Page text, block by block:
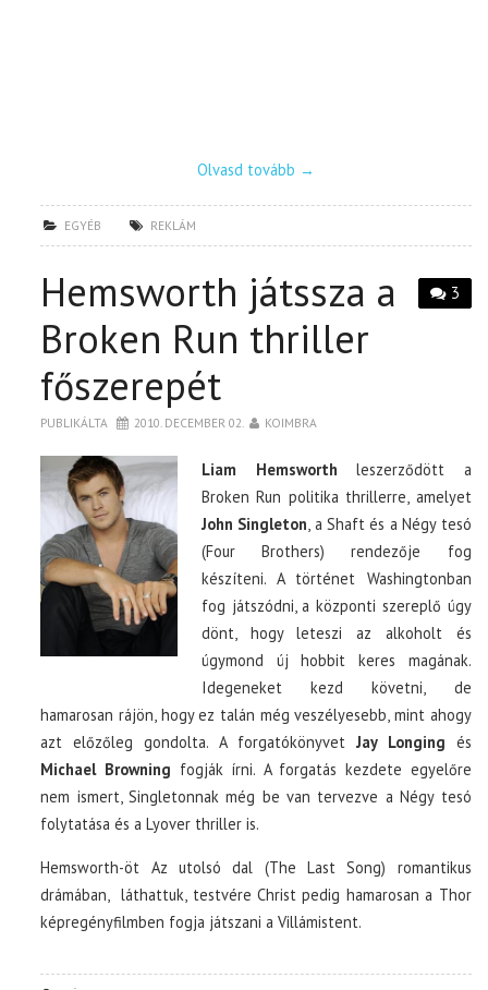
Olvasd tovább →
EGYÉB REKLÁM
3
Hemsworth játssza a
Broken Run thriller
főszerepét
PUBLIKÁLTA 2010. DECEMBER 02. KOIMBRA
Liam Hemsworth leszerződött a
Broken Run politika thrillerre, amelyet
John Singleton, a Shaft és a Négy tesó
(Four Brothers) rendezője fog
készíteni. A történet Washingtonban
fog játszódni, a központi szereplő úgy
dönt, hogy leteszi az alkoholt és
úgymond új hobbit keres magának.
Idegeneket kezd követni, de
hamarosan rájön, hogy ez talán még veszélyesebb, mint ahogy
azt előzőleg gondolta. A forgatókönyvet Jay Longing és
Michael Browning fogják írni. A forgatás kezdete egyelőre
nem ismert, Singletonnak még be van tervezve a Négy tesó
folytatása és a Lyover thriller is.
Hemsworth-öt Az utolsó dal (The Last Song) romantikus
drámában, láthattuk, testvére Christ pedig hamarosan a Thor
képregényfilmben fogja játszani a Villámistent.